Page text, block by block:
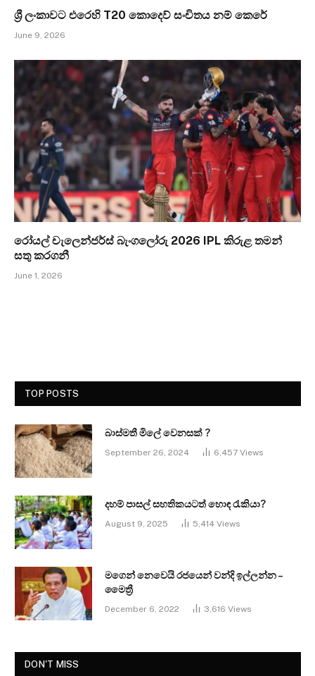
ශ්‍රී ලංකාවට එරෙහි T20 කොදෙව් සංචිතය නම් කෙරේ
June 9, 2026
රෝයල් චැලෙන්ජර්ස් බැංගලෝරු 2026 IPL කිරුළ තමන්
සතු කරගනී
June 1, 2026
TOP POSTS
බාස්මතී මිලේ වෙනසක් ?
September 26, 2024 6,457 Views
දහම් පාසල් සහතිකයටත් හොඳ රැකියා?
August 9, 2025 5,414 Views
මගෙන් නෙවෙයි රජයෙන් වන්දි ඉල්ලන්න –
මෛත්‍රී
December 6, 2022 3,616 Views
DON'T MISS